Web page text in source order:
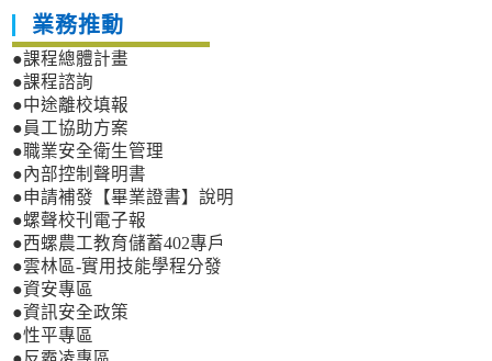
業務推動
●課程總體計畫
●課程諮詢
●中途離校填報
●員工協助方案
●職業安全衛生管理
●內部控制聲明書
●申請補發【畢業證書】說明
●螺聲校刊電子報
●西螺農工教育儲蓄402專戶
●雲林區-實用技能學程分發
●資安專區
●資訊安全政策
●性平專區